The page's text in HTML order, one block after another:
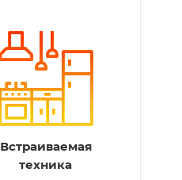
Встраиваемая
техника